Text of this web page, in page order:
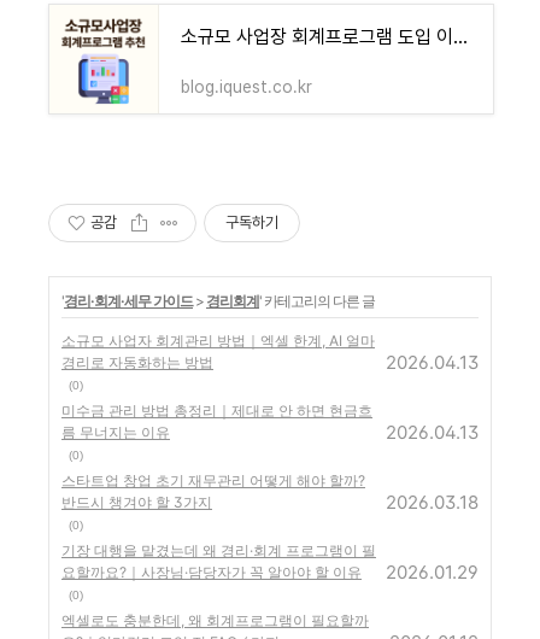
소규모 사업장 회계프로그램 도입 이유｜세무·급여·장부를 한 번에 처리하는 방법
blog.iquest.co.kr
공감 구독하기
'경리·회계·세무 가이드 > 경리회계' 카테고리의 다른 글
소규모 사업자 회계관리 방법｜엑셀 한계, AI 얼마
경리로 자동화하는 방법
(0)
2026.04.13
미수금 관리 방법 총정리｜제대로 안 하면 현금흐
름 무너지는 이유
(0)
2026.04.13
스타트업 창업 초기 재무관리 어떻게 해야 할까?
반드시 챙겨야 할 3가지
(0)
2026.03.18
기장 대행을 맡겼는데 왜 경리·회계 프로그램이 필
요할까요?｜사장님·담당자가 꼭 알아야 할 이유
(0)
2026.01.29
엑셀로도 충분한데, 왜 회계프로그램이 필요할까